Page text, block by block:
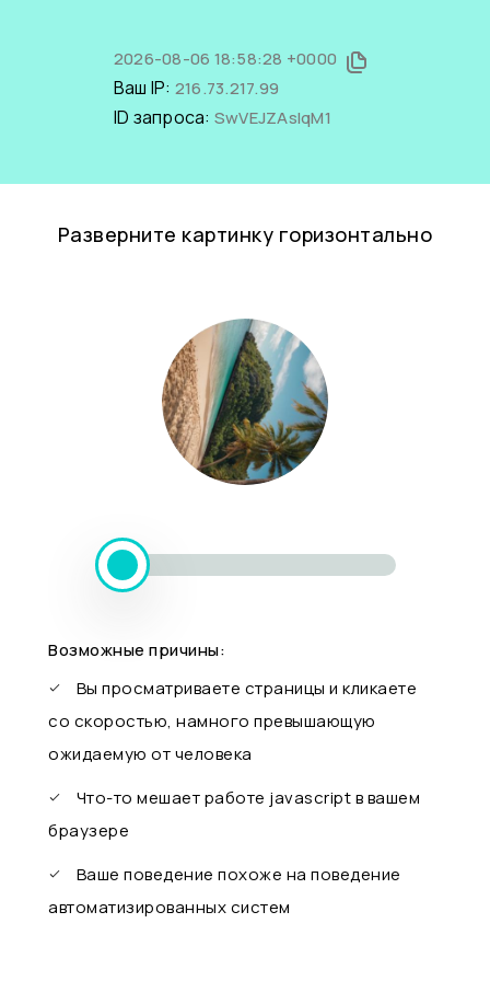
2026-08-06 18:58:28 +0000
Ваш IP: 216.73.217.99
ID запроса: SwVEJZAsIqM1
Разверните картинку горизонтально
Возможные причины:
Вы просматриваете страницы и кликаете
со скоростью, намного превышающую
ожидаемую от человека
Что-то мешает работе javascript в вашем
браузере
Ваше поведение похоже на поведение
автоматизированных систем